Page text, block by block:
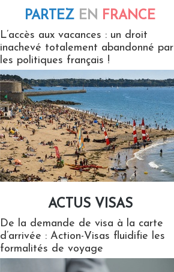
PARTEZ EN FRANCE
L’accès aux vacances : un droit
inachevé totalement abandonné par
les politiques français !
ACTUS VISAS
De la demande de visa à la carte
d’arrivée : Action-Visas fluidifie les
formalités de voyage